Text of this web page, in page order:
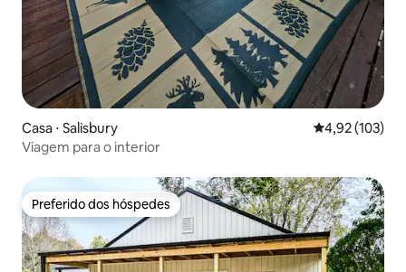
Casa ⋅ Salisbury 4,92 de uma
4,92 (103)
Viagem para o interior
Preferido dos hóspedes
Preferido dos hóspedes